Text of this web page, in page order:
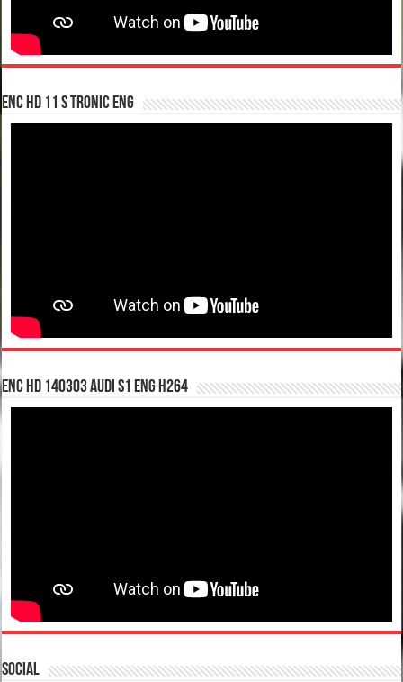
enc hd 11 S tronic ENG
enc hd 140303 Audi S1 ENG H264
Social